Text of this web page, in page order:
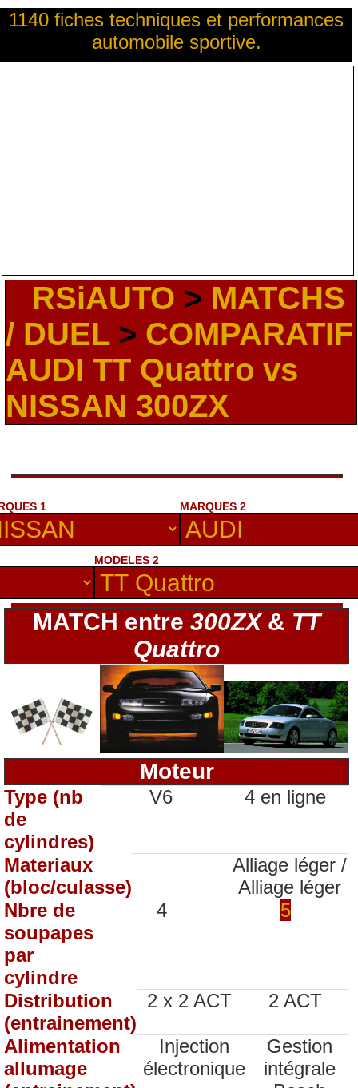
1140 fiches techniques et performances
automobile sportive.
RSiAUTO > MATCHS
/ DUEL> COMPARATIF
AUDI TT Quattro vs
NISSAN 300ZX
1 MARQUES 2
MODELES 2
MATCH entre300ZX& TT
Quattro
Moteur
Type (nb
de
cylindres)
V6 4 en ligne
Materiaux
(bloc/culasse)
Alliage léger /
Alliage léger
Nbre de
soupapes
par
cylindre
4 5
Distribution
(entrainement)
2 x 2 ACT 2 ACT
Alimentation
allumage
Injection
électronique
Gestion
intégrale